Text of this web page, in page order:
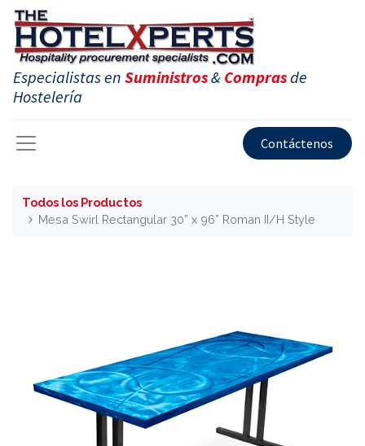
Especialistas en Suministros& Comprasde
Hostelería
Contáctenos
Todos los Productos
Mesa Swirl Rectangular 30” x 96” Roman II/H Style